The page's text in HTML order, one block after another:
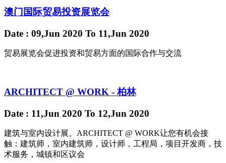
澳门国际贸易投资展览会
Date : 09,Jun 2020 To 11,Jun 2020
贸易展览会促进投资和贸易方面的国际合作与交流
ARCHITECT @ WORK - 柏林
Date : 11,Jun 2020 To 12,Jun 2020
建筑与室内设计展。ARCHITECT @ WORK让您有机会接
触：建筑师，室内建筑师，设计师，工程局，项目开发商，技
术服务，城镇和区议会